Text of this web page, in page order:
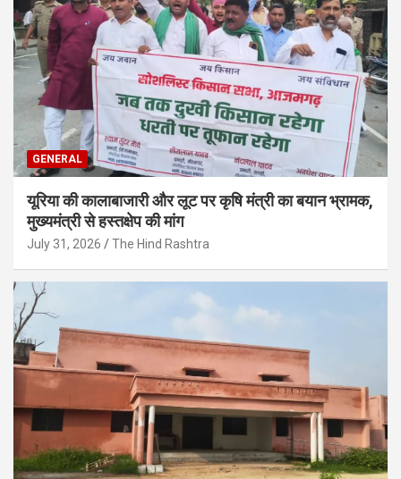
GENERAL
यूरिया की कालाबाजारी और लूट पर कृषि मंत्री का बयान भ्रामक,
मुख्यमंत्री से हस्तक्षेप की मांग
July 31, 2026 The Hind Rashtra